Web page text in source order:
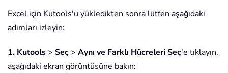
Excel için Kutools'u yükledikten sonra lütfen aşağıdaki
adımları izleyin:
1. Kutools > Seç > Aynı ve Farklı Hücreleri Seç'e tıklayın,
aşağıdaki ekran görüntüsüne bakın: